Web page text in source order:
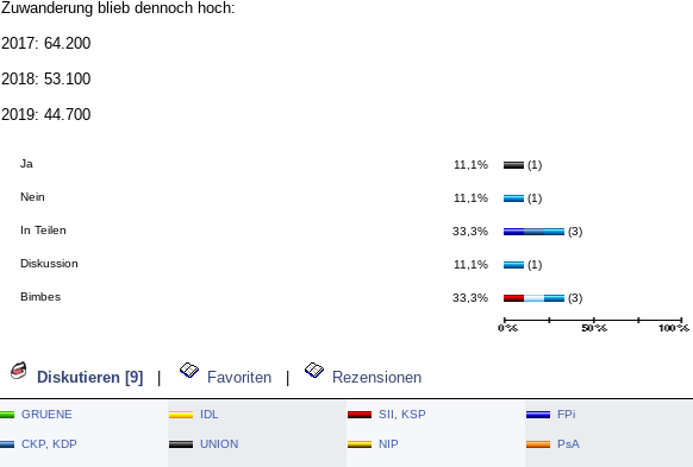
Zuwanderung blieb dennoch hoch:
2017: 64.200
2018: 53.100
2019: 44.700
Ja 11,1% (1)
Nein 11,1% (1)
In Teilen 33,3% (3)
Diskussion 11,1% (1)
Bimbes 33,3% (3)
Diskutieren [9] Favoriten Rezensionen
GRUENE IDL SII, KSP FPi
CKP, KDP UNION NIP PsA